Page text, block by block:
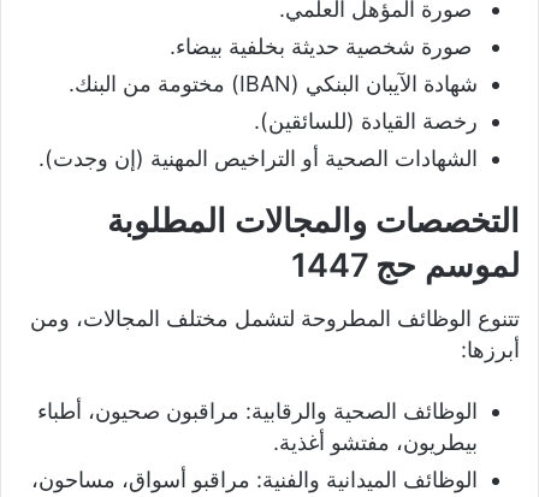
صورة المؤهل العلمي.
صورة شخصية حديثة بخلفية بيضاء.
شهادة الآيبان البنكي (IBAN) مختومة من البنك.
رخصة القيادة (للسائقين).
الشهادات الصحية أو التراخيص المهنية (إن وجدت).
التخصصات والمجالات المطلوبة
لموسم حج 1447
تتنوع الوظائف المطروحة لتشمل مختلف المجالات، ومن
أبرزها:
الوظائف الصحية والرقابية: مراقبون صحيون، أطباء
بيطريون، مفتشو أغذية.
الوظائف الميدانية والفنية: مراقبو أسواق، مساحون،